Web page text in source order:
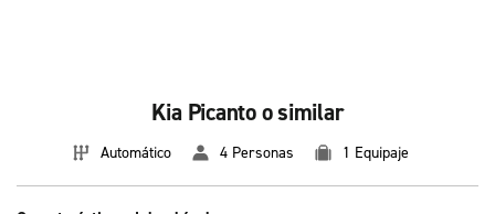
Kia Picanto o similar
Automático 4 Personas 1 Equipaje